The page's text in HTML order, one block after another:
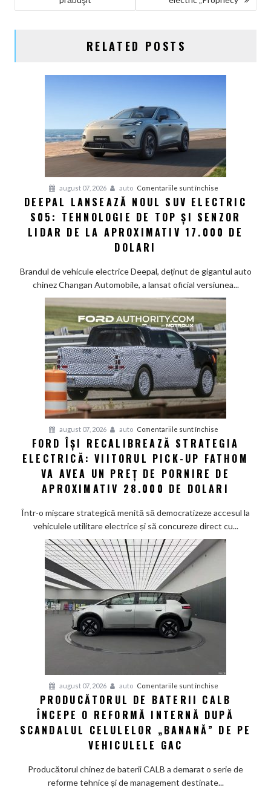
ARTICOLE
RELATED POSTS
august 07, 2026 auto Comentariile sunt închise
Deepal
lansează
noul
senzor
LiDAR
de
la
aproximativ
17.000
de
DEEPAL LANSEAZĂ NOUL SUV ELECTRIC
S05: TEHNOLOGIE DE TOP ȘI SENZOR
LIDAR DE LA APROXIMATIV 17.000 DE
DOLARI
Brandul de vehicule electrice Deepal, deținut de gigantul auto
chinez Changan Automobile, a lansat oficial versiunea...
august 07, 2026 auto Comentariile sunt închise
Ford
își
recalibrează
electrică:
Viitorul
avea
dolari
FORD ÎȘI RECALIBREAZĂ STRATEGIA
ELECTRICĂ: VIITORUL PICK-UP FATHOM
VA AVEA UN PREȚ DE PORNIRE DE
APROXIMATIV 28.000 DE DOLARI
Într-o mișcare strategică menită să democratizeze accesul la
vehiculele utilitare electrice și să concureze direct cu...
august 07, 2026 auto Comentariile sunt închise
Producătorul
de
baterii
PRODUCĂTORUL DE BATERII CALB
ÎNCEPE O REFORMĂ INTERNĂ DUPĂ
SCANDALUL CELULELOR „BANANĂ” DE PE
VEHICULELE GAC
Producătorul chinez de baterii CALB a demarat o serie de
reforme tehnice și de management destinate...